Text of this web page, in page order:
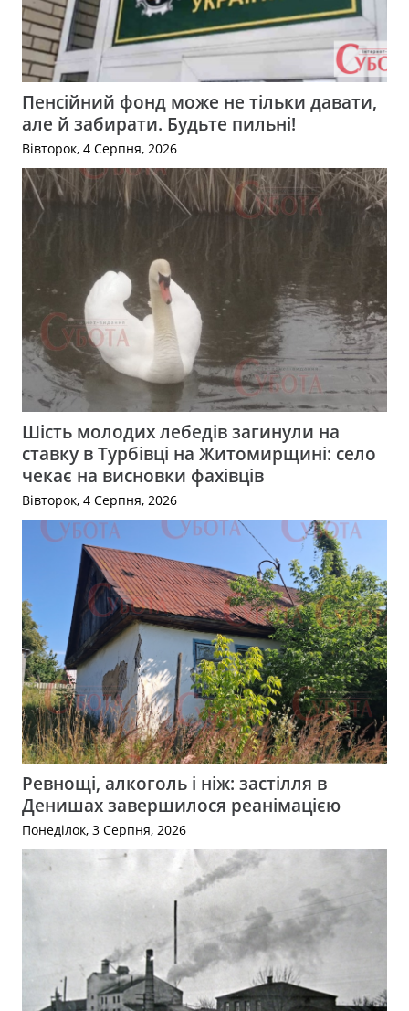
Пенсійний фонд може не тільки давати,
але й забирати. Будьте пильні!
Вівторок, 4 Серпня, 2026
Шість молодих лебедів загинули на
ставку в Турбівці на Житомирщині: село
чекає на висновки фахівців
Вівторок, 4 Серпня, 2026
Ревнощі, алкоголь і ніж: застілля в
Денишах завершилося реанімацією
Понеділок, 3 Серпня, 2026